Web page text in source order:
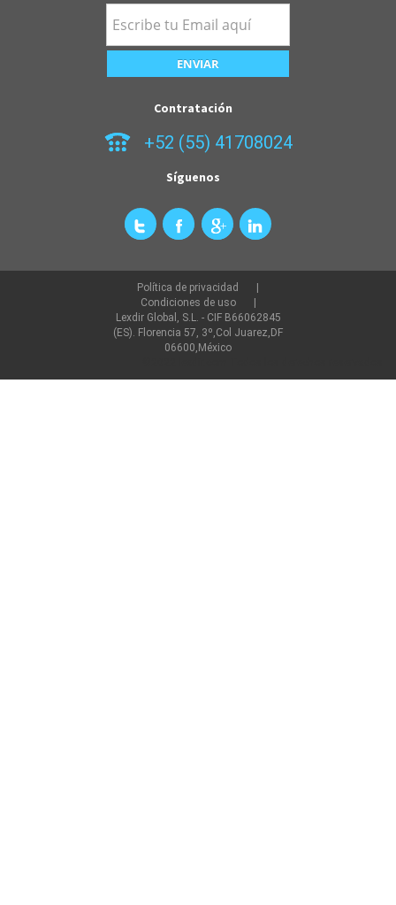
Contratación
+52 (55) 41708024
Síguenos
Política de privacidad
Condiciones de uso
Lexdir Global, S.L. - CIF B66062845
(ES). Florencia 57, 3º,Col Juarez,DF
06600,México